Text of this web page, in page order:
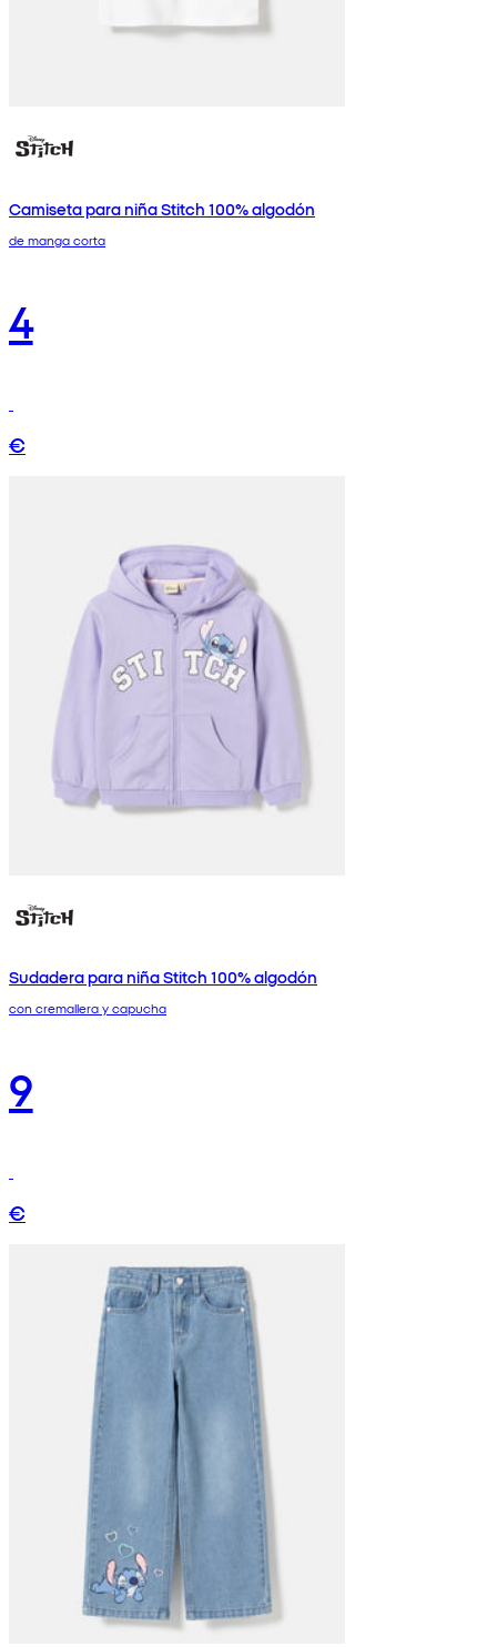
Camiseta para niña Stitch 100% algodón
de manga corta
4
€
Sudadera para niña Stitch 100% algodón
con cremallera y capucha
9
€